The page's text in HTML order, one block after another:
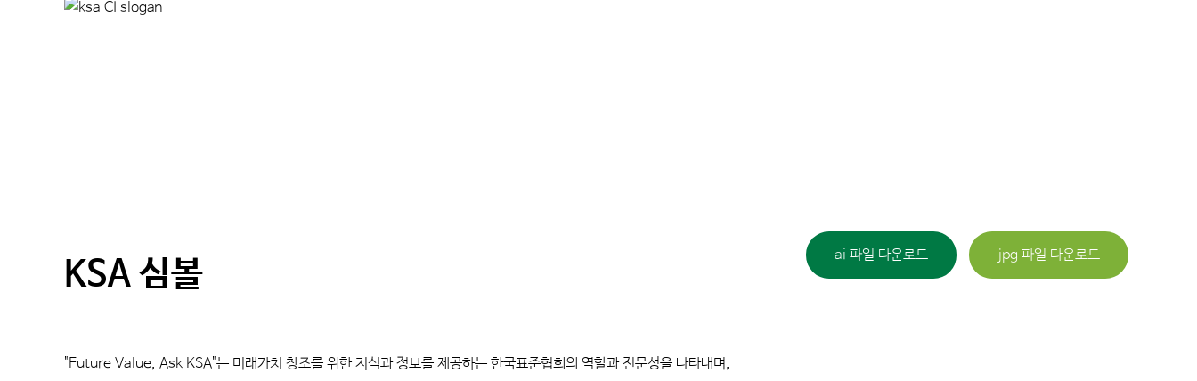
KSA 심볼
"Future Value, Ask KSA"는 미래가치 창조를 위한 지식과 정보를 제공하는 한국표준협회의 역할과 전문성을 나타내며,
ai 파일 다운로드 jpg 파일 다운로드